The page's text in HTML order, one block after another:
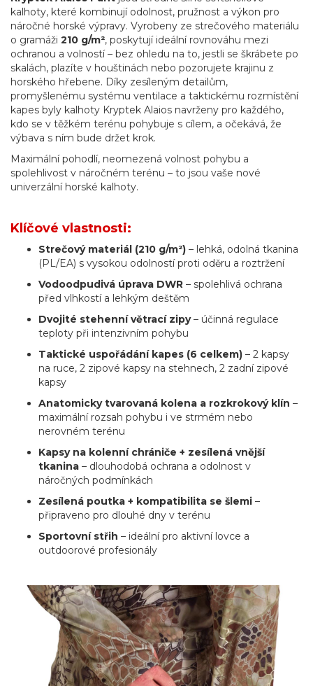
kalhoty, které kombinují odolnost, pružnost a výkon pro
náročné horské výpravy. Vyrobeny ze strečového materiálu
o gramáži 210 g/m², poskytují ideální rovnováhu mezi
ochranou a volností – bez ohledu na to, jestli se škrábete po
skalách, plazíte v houštinách nebo pozorujete krajinu z
horského hřebene. Díky zesíleným detailům,
promyšlenému systému ventilace a taktickému rozmístění
kapes byly kalhoty Kryptek Alaios navrženy pro každého,
kdo se v těžkém terénu pohybuje s cílem, a očekává, že
výbava s ním bude držet krok.
Maximální pohodlí, neomezená volnost pohybu a
spolehlivost v náročném terénu – to jsou vaše nové
univerzální horské kalhoty.
Klíčové vlastnosti:
Strečový materiál (210 g/m²) – lehká, odolná tkanina
(PL/EA) s vysokou odolností proti oděru a roztržení
Vodoodpudivá úprava DWR – spolehlivá ochrana
před vlhkostí a lehkým deštěm
Dvojité stehenní větrací zipy– účinná regulace
teploty při intenzivním pohybu
Taktické uspořádání kapes (6 celkem) – 2 kapsy
na ruce, 2 zipové kapsy na stehnech, 2 zadní zipové
kapsy
Anatomicky tvarovaná kolena a rozkrokový klín –
maximální rozsah pohybu i ve strmém nebo
nerovném terénu
Kapsy na kolenní chrániče + zesílená vnější
tkanina – dlouhodobá ochrana a odolnost v
náročných podmínkách
Zesílená poutka + kompatibilita se šlemi –
připraveno pro dlouhé dny v terénu
Sportovní střih – ideální pro aktivní lovce a
outdoorové profesionály